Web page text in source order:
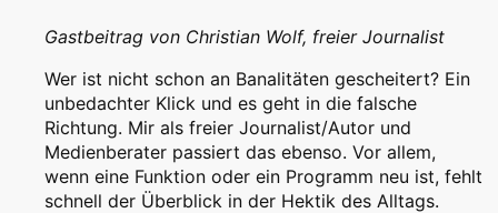
Gastbeitrag von Christian Wolf, freier Journalist
Wer ist nicht schon an Banalitäten gescheitert? Ein
unbedachter Klick und es geht in die falsche
Richtung. Mir als freier Journalist/Autor und
Medienberater passiert das ebenso. Vor allem,
wenn eine Funktion oder ein Programm neu ist, fehlt
schnell der Überblick in der Hektik des Alltags.